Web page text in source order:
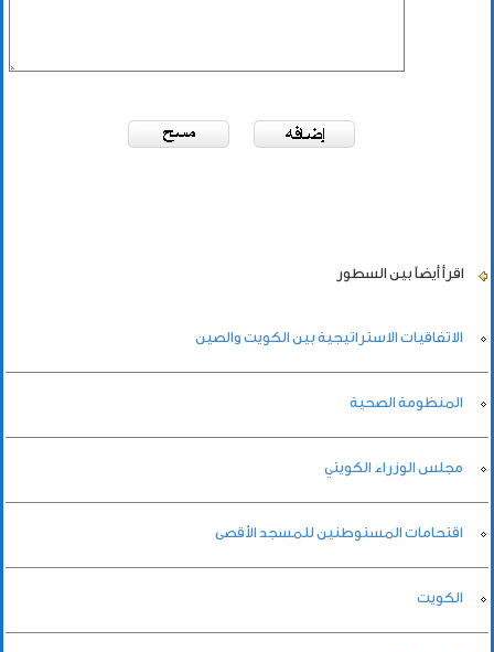
اقرأ أيضاً بين السطور
الاتفاقيات الاستراتيجية بين الكويت والصين
المنظومة الصحية
مجلس الوزراء الكويتي
اقتحامات المستوطنين للمسجد الأقصى
الكويت